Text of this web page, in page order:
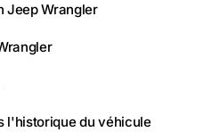
Jeep Wrangler
l'historique du véhicule